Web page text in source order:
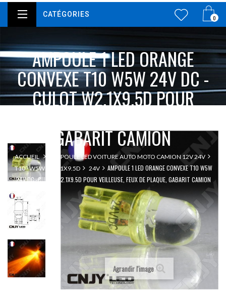
0
CATÉGORIES
AMPOULE 1 LED ORANGE
CONVEXE T10 W5W 24V DC -
CULOT W2.1X9.5D POUR
GABARIT CAMION
ACCUEIL
AMPOULE LED VOITURE AUTO MOTO CAMION 12V 24V
T10 - W5W - W2.1X9.5D
24V
AMPOULE 1 LED ORANGE CONVEXE T10 W5W
24V DC -CULOT W2.1X9.5D POUR VEILLEUSE, FEUX DE PLAQUE, GABARIT CAMION
Agrandir l'image